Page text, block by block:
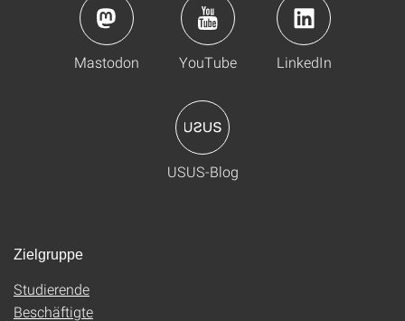
Mastodon YouTube LinkedIn
USUS-Blog
Zielgruppe
Studierende
Beschäftigte